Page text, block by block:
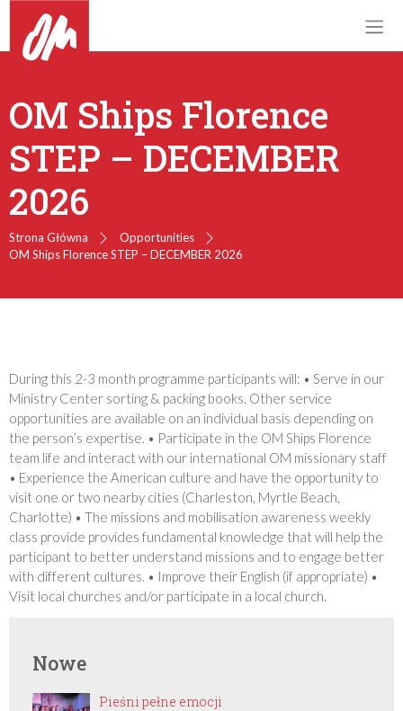
OM Ships Florence
STEP – DECEMBER
2026
Strona Główna
Opportunities
OM Ships Florence STEP – DECEMBER 2026
During this 2-3 month programme participants will: • Serve in our
Ministry Center sorting & packing books. Other service
opportunities are available on an individual basis depending on
the person’s expertise. • Participate in the OM Ships Florence
team life and interact with our international OM missionary staff
• Experience the American culture and have the opportunity to
visit one or two nearby cities (Charleston, Myrtle Beach,
Charlotte) • The missions and mobilisation awareness weekly
class provide provides fundamental knowledge that will help the
participant to better understand missions and to engage better
with different cultures. • Improve their English (if appropriate) •
Visit local churches and/or participate in a local church.
Nowe
Pieśni pełne emocji